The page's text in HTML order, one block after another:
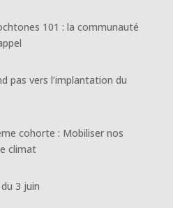
101 : la communauté
pas vers l’implantation du
cohorte : Mobiliser nos
climat
3 juin